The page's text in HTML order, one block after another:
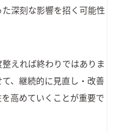
深刻な影響を招く可能性
えれば終わりではありま
、継続的に見直し・改善
高めていくことが重要で